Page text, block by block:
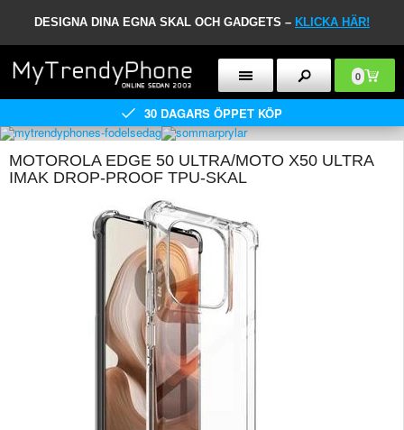
DESIGNA DINA EGNA SKAL OCH GADGETS – KLICKA HÄR!
0
30 DAGARS ÖPPET KÖP
MOTOROLA EDGE 50 ULTRA/MOTO X50 ULTRA
IMAK DROP-PROOF TPU-SKAL